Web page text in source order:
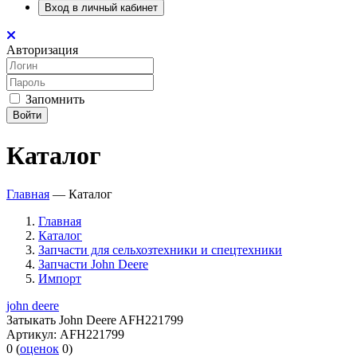
Вход в личный кабинет
Авторизация
Запомнить
Войти
Каталог
Главная — Каталог
Главная
Каталог
Запчасти для сельхозтехники и спецтехники
Запчасти John Deere
Импорт
john deere
Затыкать John Deere AFH221799
Артикул: AFH221799
0 (оценок 0)